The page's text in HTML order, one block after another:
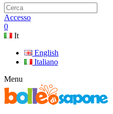
Accesso
0
It
English
Italiano
Menu